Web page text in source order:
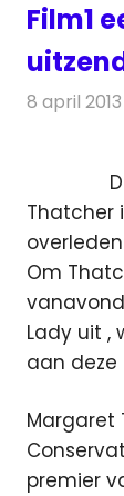
Film1
8 april 2013
Thatcher
Om
Lady uit ,
aan
Margaret
premier